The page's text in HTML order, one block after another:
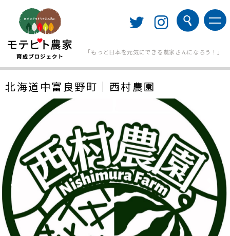
「もっと日本を元気にできる農家さんになろう！」
北海道中富良野町｜西村農園